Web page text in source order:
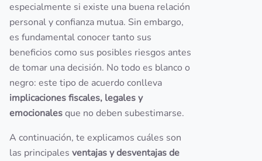
especialmente si existe una buena relación
personal y confianza mutua. Sin embargo,
es fundamental conocer tanto sus
beneficios como sus posibles riesgos antes
de tomar una decisión. No todo es blanco o
negro: este tipo de acuerdo conlleva
implicaciones fiscales, legales y
emocionalesque no deben subestimarse.
A continuación, te explicamos cuáles son
las principales ventajas y desventajas de